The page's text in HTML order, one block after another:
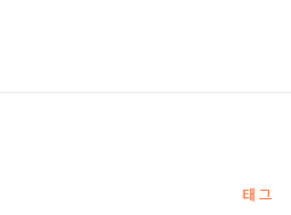
태그